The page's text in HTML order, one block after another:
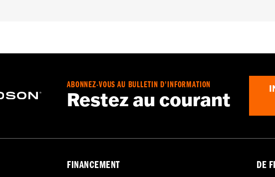
de pièce 37000258. Les modèles CVO 2018 et 2019 nécessitent
Configuration ci-dessus pour plus de détails
avec certains produits Performance de Screamin’ Eagle® ne
leur utilisation est limitée aux compétitions sur circuit fermé. Ces
ABONNEZ-VOUS AU BULLETIN D'INFORMATION
Restez au courant
FINANCEMENT DE